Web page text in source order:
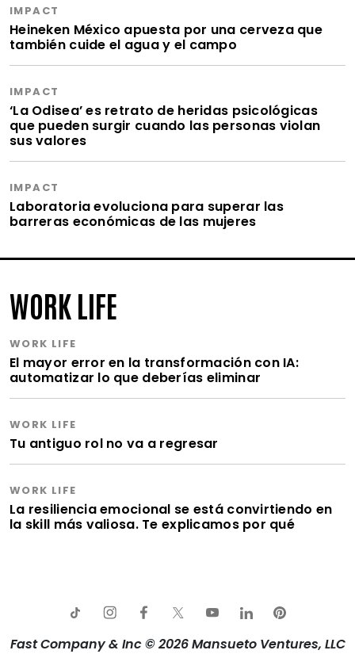
IMPACT
Heineken México apuesta por una cerveza que
también cuide el agua y el campo
IMPACT
‘La Odisea’ es retrato de heridas psicológicas
que pueden surgir cuando las personas violan
sus valores
IMPACT
Laboratoria evoluciona para superar las
barreras económicas de las mujeres
WORK LIFE
WORK LIFE
El mayor error en la transformación con IA:
automatizar lo que deberías eliminar
WORK LIFE
Tu antiguo rol no va a regresar
WORK LIFE
La resiliencia emocional se está convirtiendo en
la skill más valiosa. Te explicamos por qué
Fast Company & Inc © 2026 Mansueto Ventures, LLC